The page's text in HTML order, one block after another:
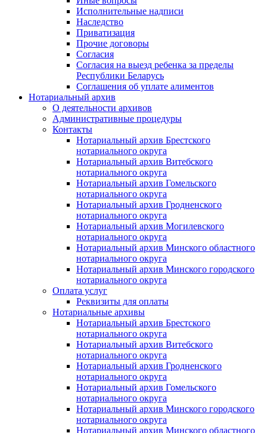
Исполнительные надписи
Наследство
Приватизация
Прочие договоры
Согласия
Согласия на выезд ребенка за пределы
Республики Беларусь
Соглашения об уплате алиментов
Нотариальный архив
О деятельности архивов
Административные процедуры
Контакты
Нотариальный архив Брестского
нотариального округа
Нотариальный архив Витебского
нотариального округа
Нотариальный архив Гомельского
нотариального округа
Нотариальный архив Гродненского
нотариального округа
Нотариальный архив Могилевского
нотариального округа
Нотариальный архив Минского областного
нотариального округа
Нотариальный архив Минского городского
нотариального округа
Оплата услуг
Реквизиты для оплаты
Нотариальные архивы
Нотариальный архив Брестского
нотариального округа
Нотариальный архив Витебского
нотариального округа
Нотариальный архив Гродненского
нотариального округа
Нотариальный архив Гомельского
нотариального округа
Нотариальный архив Минского городского
нотариального округа
Нотариальный архив Минского областного